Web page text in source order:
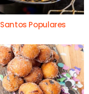
Santos Populares